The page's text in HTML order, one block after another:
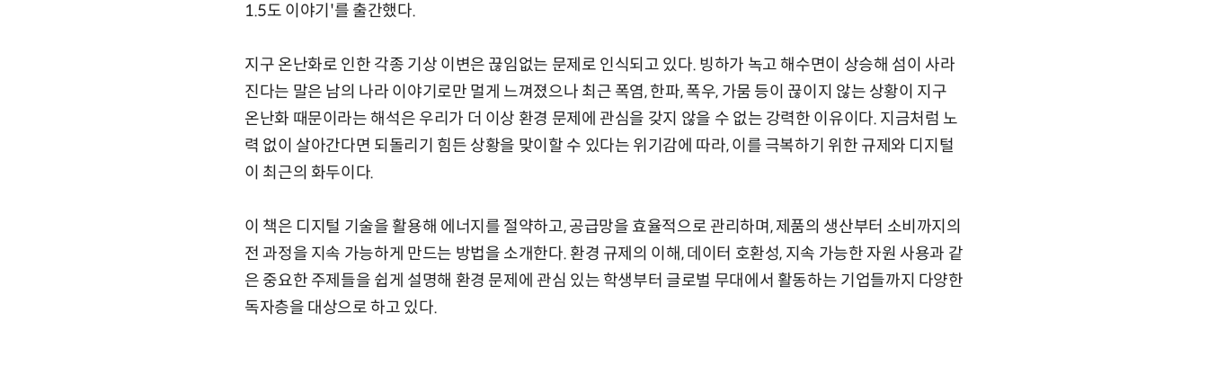
1.5도 이야기'를 출간했다.
지구 온난화로 인한 각종 기상 이변은 끊임없는 문제로 인식되고 있다. 빙하가 녹고 해수면이 상승해 섬이 사라
진다는 말은 남의 나라 이야기로만 멀게 느껴졌으나 최근 폭염, 한파, 폭우, 가뭄 등이 끊이지 않는 상황이 지구
온난화 때문이라는 해석은 우리가 더 이상 환경 문제에 관심을 갖지 않을 수 없는 강력한 이유이다. 지금처럼 노
력 없이 살아간다면 되돌리기 힘든 상황을 맞이할 수 있다는 위기감에 따라, 이를 극복하기 위한 규제와 디지털
이 최근의 화두이다.
이 책은 디지털 기술을 활용해 에너지를 절약하고, 공급망을 효율적으로 관리하며, 제품의 생산부터 소비까지의
전 과정을 지속 가능하게 만드는 방법을 소개한다. 환경 규제의 이해, 데이터 호환성, 지속 가능한 자원 사용과 같
은 중요한 주제들을 쉽게 설명해 환경 문제에 관심 있는 학생부터 글로벌 무대에서 활동하는 기업들까지 다양한
독자층을 대상으로 하고 있다.